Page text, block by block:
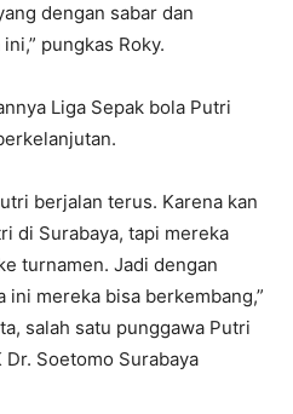
dengan sabar dan
pungkas Roky.
Liga Sepak bola Putri
berjalan terus. Karena kan
di Surabaya, tapi mereka
turnamen. Jadi dengan
ini mereka bisa berkembang,”
salah satu punggawa Putri
Soetomo Surabaya